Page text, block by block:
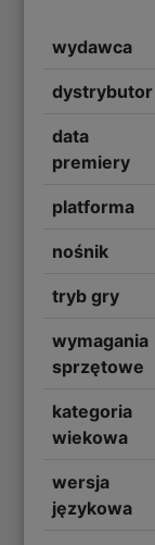
wydawca
dystrybutor
data
premiery
platforma
nośnik
tryb gry
wymagania
sprzętowe
kategoria
wiekowa
wersja
językowa